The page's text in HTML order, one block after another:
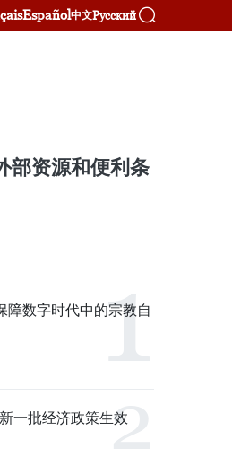
Español中文Русский
部资源和便利条
障数字时代中的宗教自
一批经济政策生效